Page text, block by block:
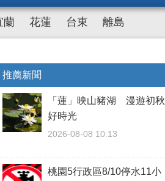
蘭 花蓮 台東 離島
推薦新聞
「蓮」映山豬湖 漫遊初秋
好時光
2026-08-08 10:13
桃園5行政區8/10停水11小